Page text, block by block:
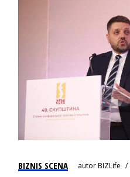
BIZNIS SCENA autorBIZLife